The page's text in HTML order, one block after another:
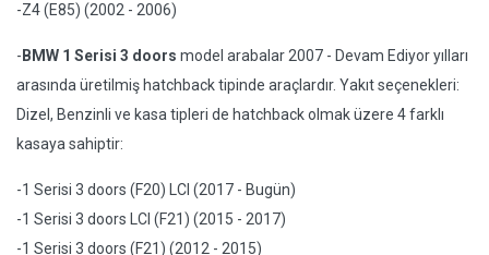
-Z4 (E85) (2002 - 2006)
- BMW 1 Serisi 3 doors model arabalar 2007 - Devam Ediyor yılları
arasında üretilmiş hatchback tipinde araçlardır. Yakıt seçenekleri:
Dizel, Benzinli ve kasa tipleri de hatchback olmak üzere 4 farklı
kasaya sahiptir:
-1 Serisi 3 doors (F20) LCI (2017 - Bugün)
-1 Serisi 3 doors LCI (F21) (2015 - 2017)
-1 Serisi 3 doors (F21) (2012 - 2015)